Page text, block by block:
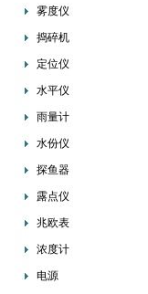
雾度仪
捣碎机
定位仪
水平仪
雨量计
水份仪
探鱼器
露点仪
兆欧表
浓度计
电源